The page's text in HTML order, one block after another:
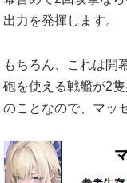
出力を発揮します。
もちろん、これは開
砲を使える戦艦が2
のことなので、マッ